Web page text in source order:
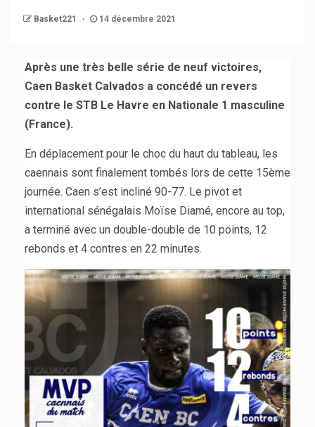
Basket221 14 décembre 2021
Après une très belle série de neuf victoires,
Caen Basket Calvados a concédé un revers
contre le STB Le Havre en Nationale 1 masculine
(France).
En déplacement pour le choc du haut du tableau, les
caennais sont finalement tombés lors de cette 15ème
journée. Caen s’est incliné 90-77. Le pivot et
international sénégalais Moïse Diamé, encore au top,
a terminé avec un double-double de 10 points, 12
rebonds et 4 contres en 22 minutes.